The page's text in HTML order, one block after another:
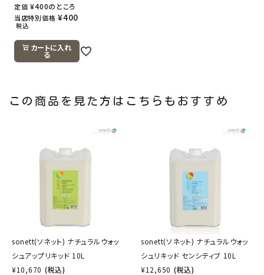
定価 ¥400のところ
当店特別価格 ¥400
税込
カートに入れ
る
この商品を見た方はこちらもおすすめ
sonett(ソネット) ナチュラルウォッ
シュアップリキッド 10L
¥10,670 (税込)
sonett(ソネット) ナチュラルウォッ
シュリキッド センシティブ 10L
¥12,650 (税込)